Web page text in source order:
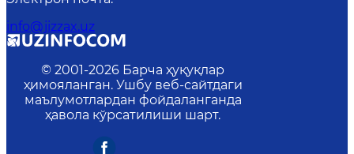
info@jizzax.uz
© 2001-2026 Барча ҳуқуқлар
ҳимояланган. Ушбу веб-сайтдаги
маълумотлардан фойдаланганда
ҳавола кўрсатилиши шарт.